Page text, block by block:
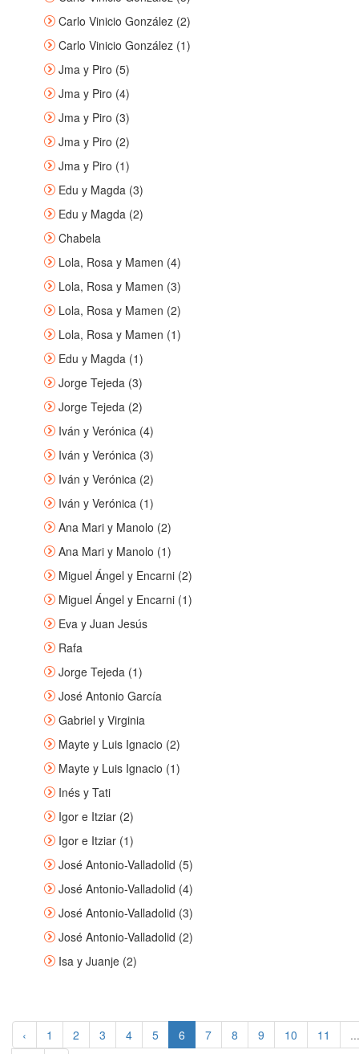
Carlo Vinicio González (2)
Carlo Vinicio González (1)
Jma y Piro (5)
Jma y Piro (4)
Jma y Piro (3)
Jma y Piro (2)
Jma y Piro (1)
Edu y Magda (3)
Edu y Magda (2)
Chabela
Lola, Rosa y Mamen (4)
Lola, Rosa y Mamen (3)
Lola, Rosa y Mamen (2)
Lola, Rosa y Mamen (1)
Edu y Magda (1)
Jorge Tejeda (3)
Jorge Tejeda (2)
Iván y Verónica (4)
Iván y Verónica (3)
Iván y Verónica (2)
Iván y Verónica (1)
Ana Mari y Manolo (2)
Ana Mari y Manolo (1)
Miguel Ángel y Encarni (2)
Miguel Ángel y Encarni (1)
Eva y Juan Jesús
Rafa
Jorge Tejeda (1)
José Antonio García
Gabriel y Virginia
Mayte y Luis Ignacio (2)
Mayte y Luis Ignacio (1)
Inés y Tati
Igor e Itziar (2)
Igor e Itziar (1)
José Antonio-Valladolid (5)
José Antonio-Valladolid (4)
José Antonio-Valladolid (3)
José Antonio-Valladolid (2)
Isa y Juanje (2)
‹ 1 2 3 4 5 6 7 8 9 10 11 ...